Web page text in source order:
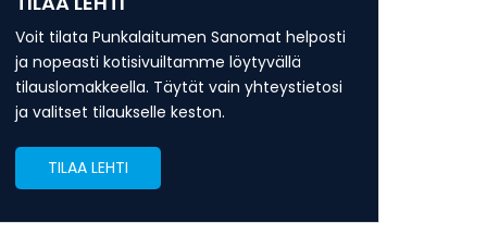
Voit tilata Punkalaitumen Sanomat helposti
ja nopeasti kotisivuiltamme löytyvällä
tilauslomakkeella. Täytät vain yhteystietosi
ja valitset tilaukselle keston.
TILAA LEHTI